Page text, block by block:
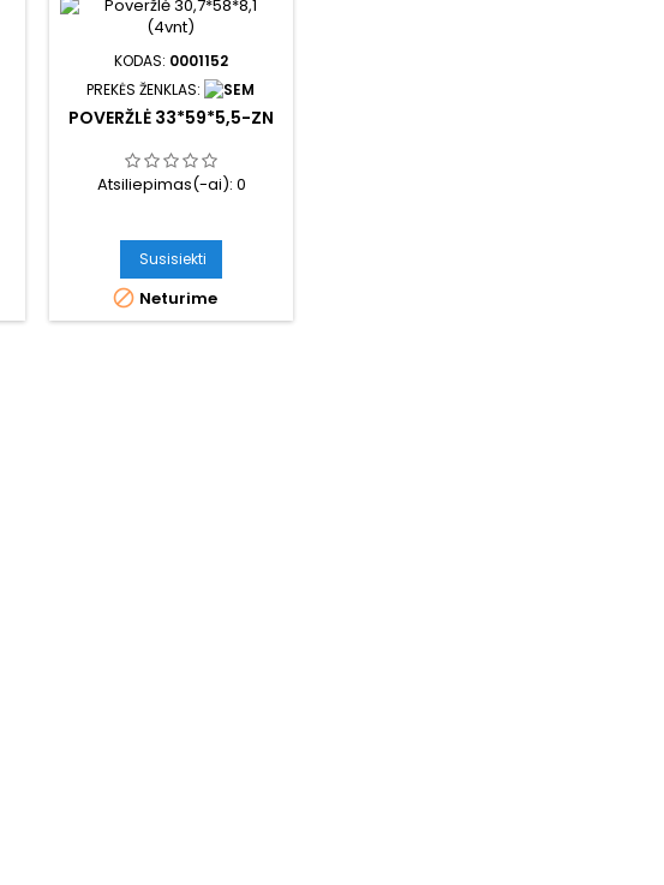
KODAS: 0001152
PREKĖS ŽENKLAS:
POVERŽLĖ 33*59*5,5-ZN
Atsiliepimas(-ai):0
Susisiekti
 Neturime